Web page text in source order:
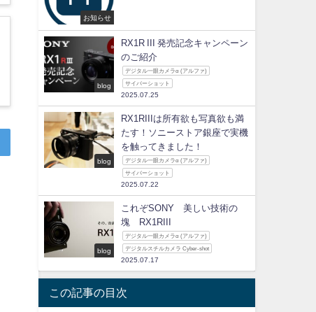
お知らせ
blog
RX1R III 発売記念キャンペーン
のご紹介
デジタル一眼カメラα (アルファ)
サイバーショット
2025.07.25
blog
RX1RIIIは所有欲も写真欲も満
たす！ソニーストア銀座で実機
を触ってきました！
デジタル一眼カメラα (アルファ)
サイバーショット
2025.07.22
blog
これぞSONY 美しい技術の
塊 RX1RIII
デジタル一眼カメラα (アルファ)
デジタルスチルカメラ Cyber-shot
2025.07.17
この記事の目次